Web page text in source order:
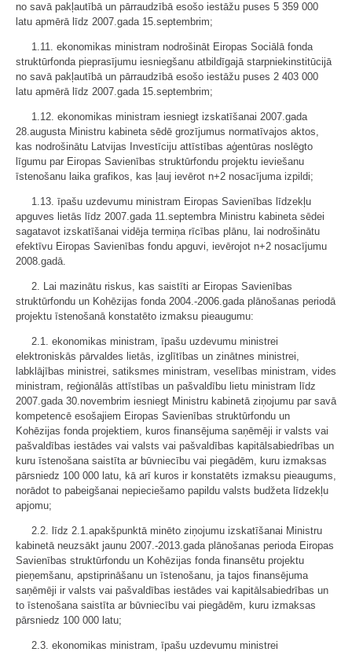
no savā pakļautībā un pārraudzībā esošo iestāžu puses 5 359 000
latu apmērā līdz 2007.gada 15.septembrim;
1.11. ekonomikas ministram nodrošināt Eiropas Sociālā fonda
struktūrfonda pieprasījumu iesniegšanu atbildīgajā starpniekinstitūcijā
no savā pakļautībā un pārraudzībā esošo iestāžu puses 2 403 000
latu apmērā līdz 2007.gada 15.septembrim;
1.12. ekonomikas ministram iesniegt izskatīšanai 2007.gada
28.augusta Ministru kabineta sēdē grozījumus normatīvajos aktos,
kas nodrošinātu Latvijas Investīciju attīstības aģentūras noslēgto
līgumu par Eiropas Savienības struktūrfondu projektu ieviešanu
īstenošanu laika grafikos, kas ļauj ievērot n+2 nosacījuma izpildi;
1.13. īpašu uzdevumu ministram Eiropas Savienības līdzekļu
apguves lietās līdz 2007.gada 11.septembra Ministru kabineta sēdei
sagatavot izskatīšanai vidēja termiņa rīcības plānu, lai nodrošinātu
efektīvu Eiropas Savienības fondu apguvi, ievērojot n+2 nosacījumu
2008.gadā.
2. Lai mazinātu riskus, kas saistīti ar Eiropas Savienības
struktūrfondu un Kohēzijas fonda 2004.-2006.gada plānošanas periodā
projektu īstenošanā konstatēto izmaksu pieaugumu:
2.1. ekonomikas ministram, īpašu uzdevumu ministrei
elektroniskās pārvaldes lietās, izglītības un zinātnes ministrei,
labklājības ministrei, satiksmes ministram, veselības ministram, vides
ministram, reģionālās attīstības un pašvaldību lietu ministram līdz
2007.gada 30.novembrim iesniegt Ministru kabinetā ziņojumu par savā
kompetencē esošajiem Eiropas Savienības struktūrfondu un
Kohēzijas fonda projektiem, kuros finansējuma saņēmēji ir valsts vai
pašvaldības iestādes vai valsts vai pašvaldības kapitālsabiedrības un
kuru īstenošana saistīta ar būvniecību vai piegādēm, kuru izmaksas
pārsniedz 100 000 latu, kā arī kuros ir konstatēts izmaksu pieaugums,
norādot to pabeigšanai nepieciešamo papildu valsts budžeta līdzekļu
apjomu;
2.2. līdz 2.1.apakšpunktā minēto ziņojumu izskatīšanai Ministru
kabinetā neuzsākt jaunu 2007.-2013.gada plānošanas perioda Eiropas
Savienības struktūrfondu un Kohēzijas fonda finansētu projektu
pieņemšanu, apstiprināšanu un īstenošanu, ja tajos finansējuma
saņēmēji ir valsts vai pašvaldības iestādes vai kapitālsabiedrības un
to īstenošana saistīta ar būvniecību vai piegādēm, kuru izmaksas
pārsniedz 100 000 latu;
2.3. ekonomikas ministram, īpašu uzdevumu ministrei